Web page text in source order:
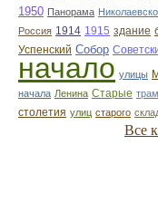
1950 Панорама
Россия 1914 1915 здание
Успенский Собор
начало улицы
начала Ленина Старые
столетия улиц старого
Все